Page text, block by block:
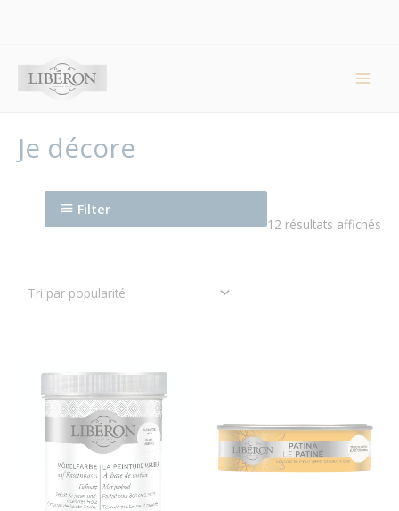
Je décore
Filter
12 résultats affichés